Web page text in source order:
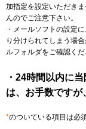
加指定を設定いただき
んのでご注意下さい。
・メールソフトの設定
り分けられてしまう場
ルフォルダをご確認くだ
・24時間以内に
は、お手数ですが
*のついている項目は必